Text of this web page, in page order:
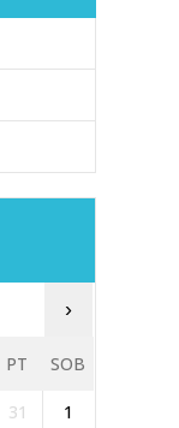
›
PT SOB
31
1